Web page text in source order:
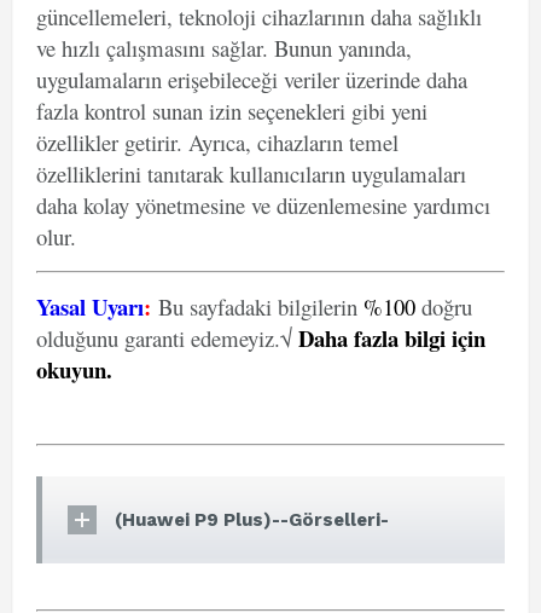
güncellemeleri, teknoloji cihazlarının daha sağlıklı
ve hızlı çalışmasını sağlar. Bunun yanında,
uygulamaların erişebileceği veriler üzerinde daha
fazla kontrol sunan izin seçenekleri gibi yeni
özellikler getirir. Ayrıca, cihazların temel
özelliklerini tanıtarak kullanıcıların uygulamaları
daha kolay yönetmesine ve düzenlemesine yardımcı
olur.
Yasal Uyarı: Bu sayfadaki bilgilerin %100 doğru
olduğunu garanti edemeyiz.√ Daha fazla bilgi için
okuyun.
(Huawei P9 Plus)--Görselleri-